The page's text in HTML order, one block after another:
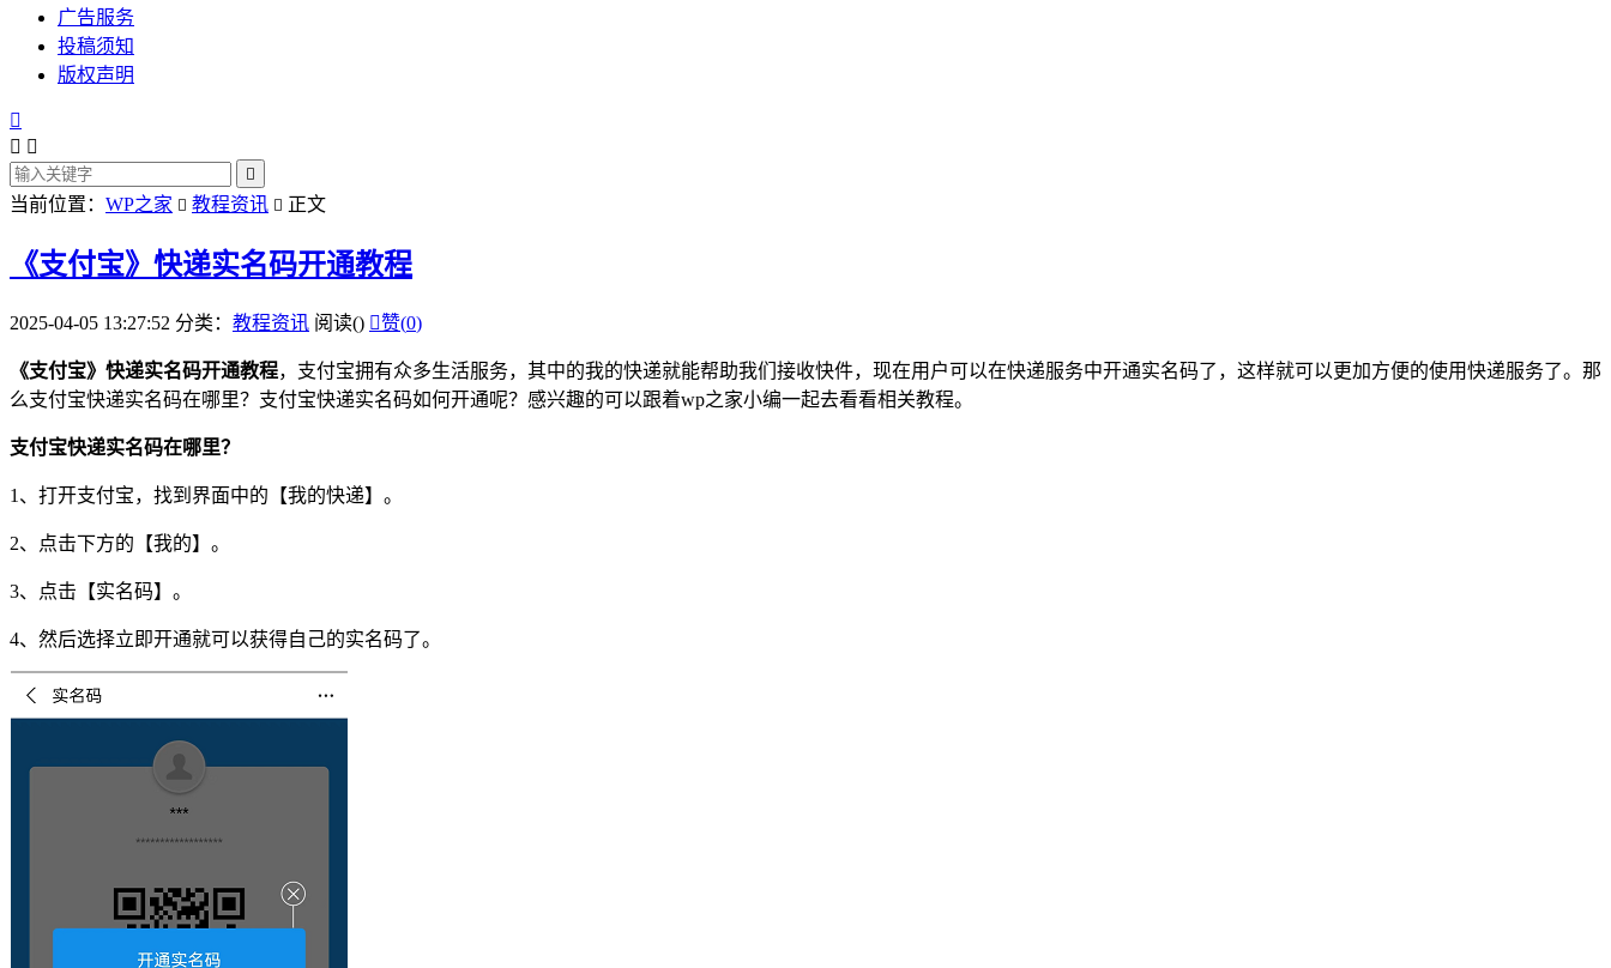
广告服务
投稿须知
版权声明

 

当前位置： WP之家  教程资讯  正文
《支付宝》快递实名码开通教程
2025-04-05 13:27:52 分类： 教程资讯 阅读() 赞(0)
《支付宝》 快递实名码开通教程，支付宝拥有众多生活服务，其中的我的快递就能帮助我们接收快件，现在用户可以在快递服务中开通实名码了，这样就可以更加方便的使用快递服务了。那
么支付宝快递实名码在哪里？支付宝快递实名码如何开通呢？感兴趣的可以跟着wp之家小编一起去看看相关教程。
支付宝快递实名码在哪里？
1 、打开支付宝，找到界面中的【我的快递】。
2、 点击下方的【我的】。
3、点击【实名码】。
4、然后选择立即开通就可以获得自己的实名码了。